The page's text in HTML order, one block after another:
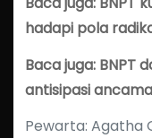
hadapi pola
Baca juga: BNPT
antisipasi
Pewarta: Agatha